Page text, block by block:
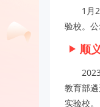
1月
验校。
顺
教育部
实验校。